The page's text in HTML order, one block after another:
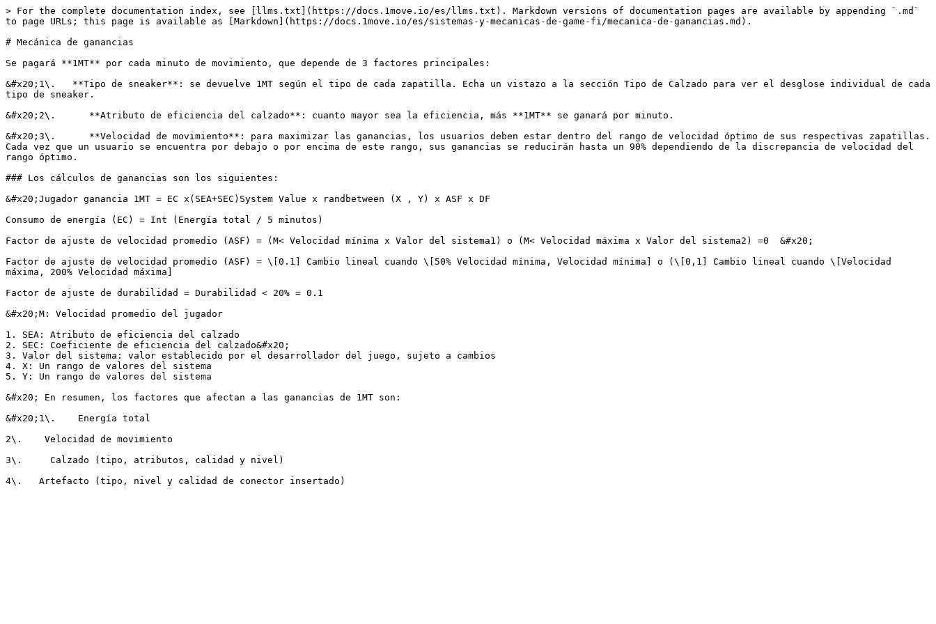
> For the complete documentation index, see [llms.txt](https://docs.1move.io/es/llms.txt). Markdown versions of documentation pages are available by appending `.md`
to page URLs; this page is available as [Markdown](https://docs.1move.io/es/sistemas-y-mecanicas-de-game-fi/mecanica-de-ganancias.md).
# Mecánica de ganancias
Se pagará **1MT** por cada minuto de movimiento, que depende de 3 factores principales:
&#x20;1\.   **Tipo de sneaker**: se devuelve 1MT según el tipo de cada zapatilla. Echa un vistazo a la sección Tipo de Calzado para ver el desglose individual de cada
tipo de sneaker.
&#x20;2\.      **Atributo de eficiencia del calzado**: cuanto mayor sea la eficiencia, más **1MT** se ganará por minuto.
&#x20;3\.      **Velocidad de movimiento**: para maximizar las ganancias, los usuarios deben estar dentro del rango de velocidad óptimo de sus respectivas zapatillas.
Cada vez que un usuario se encuentra por debajo o por encima de este rango, sus ganancias se reducirán hasta un 90% dependiendo de la discrepancia de velocidad del
rango óptimo.
### Los cálculos de ganancias son los siguientes:
&#x20;Jugador ganancia 1MT = EC x(SEA+SEC)System Value x randbetween (X , Y) x ASF x DF
Consumo de energía (EC) = Int (Energía total / 5 minutos)
Factor de ajuste de velocidad promedio (ASF) = (M< Velocidad mínima x Valor del sistema1) o (M< Velocidad máxima x Valor del sistema2) =0  &#x20;
Factor de ajuste de velocidad promedio (ASF) = \[0.1] Cambio lineal cuando \[50% Velocidad mínima, Velocidad mínima] o (\[0,1] Cambio lineal cuando \[Velocidad
máxima, 200% Velocidad máxima]
Factor de ajuste de durabilidad = Durabilidad < 20% = 0.1
&#x20;M: Velocidad promedio del jugador
1. SEA: Atributo de eficiencia del calzado
2. SEC: Coeficiente de eficiencia del calzado&#x20;
3. Valor del sistema: valor establecido por el desarrollador del juego, sujeto a cambios
4. X: Un rango de valores del sistema
5. Y: Un rango de valores del sistema
&#x20; En resumen, los factores que afectan a las ganancias de 1MT son:
&#x20;1\.    Energía total
2\.    Velocidad de movimiento
3\.     Calzado (tipo, atributos, calidad y nivel)